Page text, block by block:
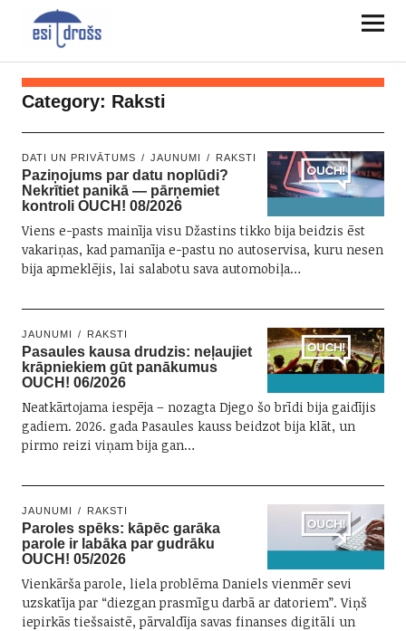
Category: Raksti
DATI UN PRIVĀTUMS JAUNUMI RAKSTI
Paziņojums par datu noplūdi?
Nekrītiet panikā — pārņemiet
kontroli OUCH! 08/2026
Viens e-pasts mainīja visu Džastins tikko bija beidzis ēst
vakariņas, kad pamanīja e-pastu no autoservisa, kuru nesen
bija apmeklējis, lai salabotu sava automobiļa…
JAUNUMI RAKSTI
Pasaules kausa drudzis: neļaujiet
krāpniekiem gūt panākumus
OUCH! 06/2026
Neatkārtojama iespēja – nozagta Djego šo brīdi bija gaidījis
gadiem. 2026. gada Pasaules kauss beidzot bija klāt, un
pirmo reizi viņam bija gan…
JAUNUMI RAKSTI
Paroles spēks: kāpēc garāka
parole ir labāka par gudrāku
OUCH! 05/2026
Vienkārša parole, liela problēma Daniels vienmēr sevi
uzskatīja par “diezgan prasmīgu darbā ar datoriem”. Viņš
iepirkās tiešsaistē, pārvaldīja savas finanses digitāli un